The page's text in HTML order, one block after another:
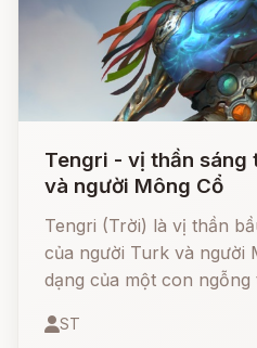
Tengri - vị thần sáng
và người Mông Cổ
Tengri (Trời) là vị thần
của người Turk và người
dạng của một con ngỗng
thế giới.
ST